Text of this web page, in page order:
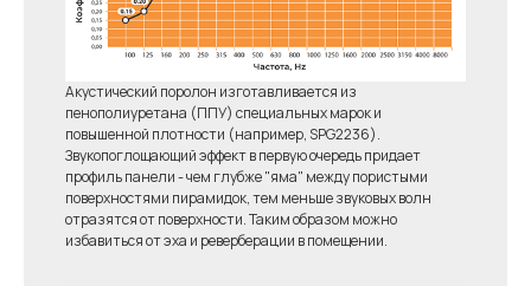
Акустический поролон изготавливается из
пенополиуретана (ППУ) специальных марок и
повышенной плотности (например, SPG2236).
Звукопоглощающий эффект в первую очередь придает
профиль панели - чем глубже "яма" между пористыми
поверхностями пирамидок, тем меньше звуковых волн
отразятся от поверхности. Таким образом можно
избавиться от эха и реверберации в помещении.